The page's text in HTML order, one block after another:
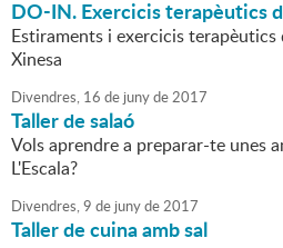
DO-IN. Exercicis terapèutics
Estiraments i exercicis
Xinesa
Divendres, 16 de junyde2017
Taller de salaó
Vols aprendre a preparar-te unes
L'Escala?
Divendres,9 de junyde2017
Taller de cuina amb sal